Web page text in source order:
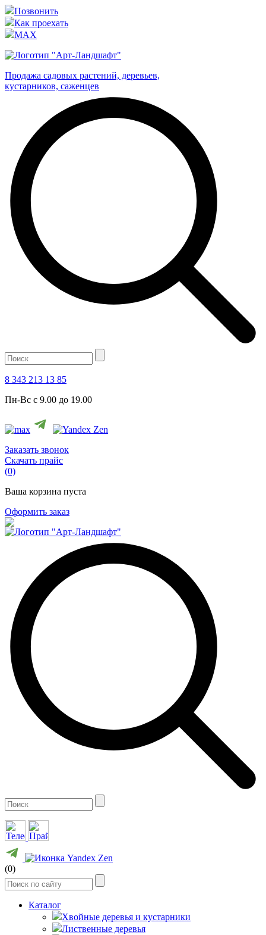
Позвонить
Как проехать
MAX
Продажа садовых растений, деревьев,
кустарников, саженцев
8 343 213 13 85
Пн-Вс с 9.00 до 19.00
Заказать звонок
Скачать прайс
(0)
Ваша корзина пуста
Оформить заказ
(0)
Каталог
Хвойные деревья и кустарники
Лиственные деревья